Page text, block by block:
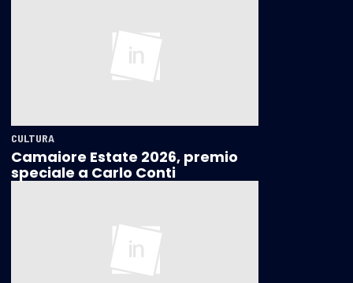
CULTURA
Camaiore Estate 2026, premio
speciale a Carlo Conti